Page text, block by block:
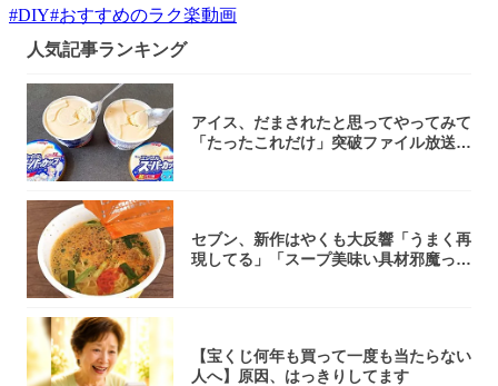
#DIY#おすすめのラク楽動画
人気記事ランキング
アイス、だまされたと思ってやってみて
「たったこれだけ」突破ファイル放送で
セブン、新作はやくも大反響「うまく再
現してる」「スープ美味い具材邪魔って
【宝くじ何年も買って一度も当たらない
人へ】原因、はっきりしてます